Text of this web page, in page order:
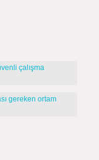
çalışma
gereken ortam